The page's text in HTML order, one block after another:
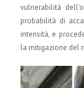
vulnerabilità
probabilità di
intensità, e
la mitigazione del